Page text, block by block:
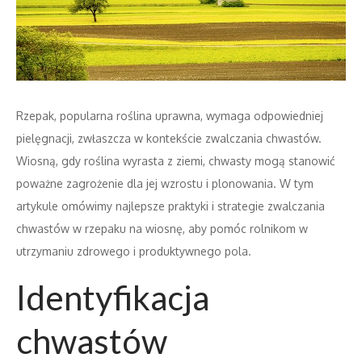
Rzepak, popularna roślina uprawna, wymaga odpowiedniej
pielęgnacji, zwłaszcza w kontekście zwalczania chwastów.
Wiosną, gdy roślina wyrasta z ziemi, chwasty mogą stanowić
poważne zagrożenie dla jej wzrostu i plonowania. W tym
artykule omówimy najlepsze praktyki i strategie zwalczania
chwastów w rzepaku na wiosnę, aby pomóc rolnikom w
utrzymaniu zdrowego i produktywnego pola.
Identyfikacja
chwastów